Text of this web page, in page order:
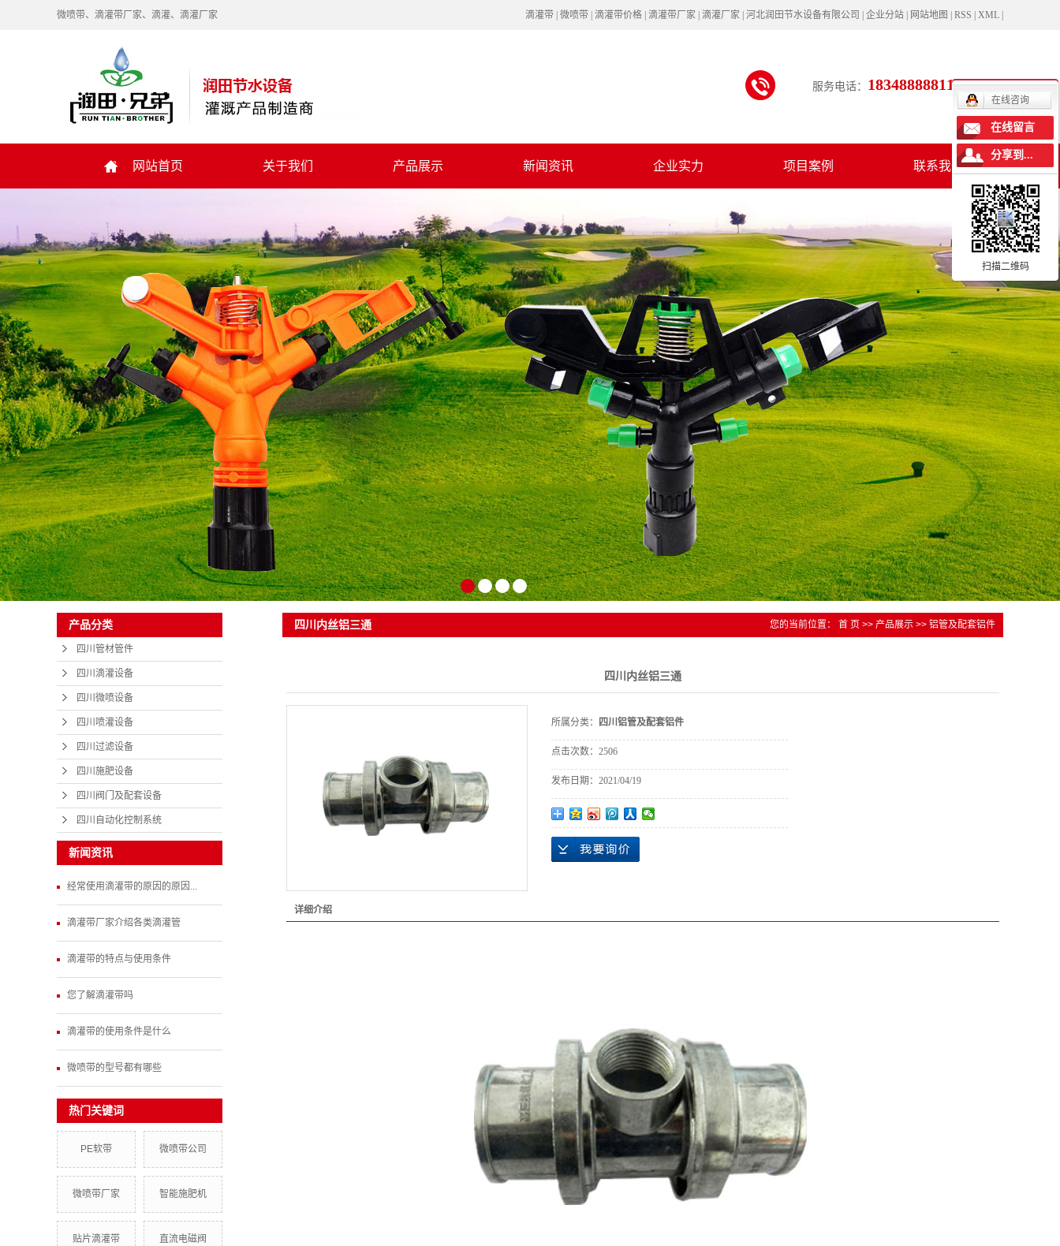
微喷带、滴灌带厂家、滴灌、滴灌厂家 滴灌带 | 微喷带 | 滴灌带价格 | 滴灌带厂家 | 滴灌厂家 | 河北润田节水设备有限公司 | 企业分站 网站地图 RSS XML
服务电话： 18348888811
网站首页 关于我们 产品展示
四川滴灌设备
四川微喷设备
四川喷灌设备
四川过滤设备
四川施肥设备
四川阀门及配套设备
四川自动化控制系统
新闻资讯
行业新闻
企业实力 项目案例 联系我们
1 2 3 4
产品分类
四川管材管件
四川滴灌设备
四川微喷设备
四川喷灌设备
四川过滤设备
四川施肥设备
四川阀门及配套设备
四川自动化控制系统
新闻资讯
经常使用滴灌带的原因的原因...
滴灌带厂家介绍各类滴灌管
滴灌带的特点与使用条件
您了解滴灌带吗
滴灌带的使用条件是什么
微喷带的型号都有哪些
热门关键词
PE软带 微喷带公司
微喷带厂家 智能施肥机
贴片滴灌带 直流电磁阀
四川内丝铝三通 您的当前位置： 首 页 >> 产品展示 >> 铝管及配套铝件
四川内丝铝三通
所属分类： 四川铝管及配套铝件
点击次数： 2506
发布日期： 2021/04/19
详细介绍
在线咨询
在线留言
分享到...
扫描二维码